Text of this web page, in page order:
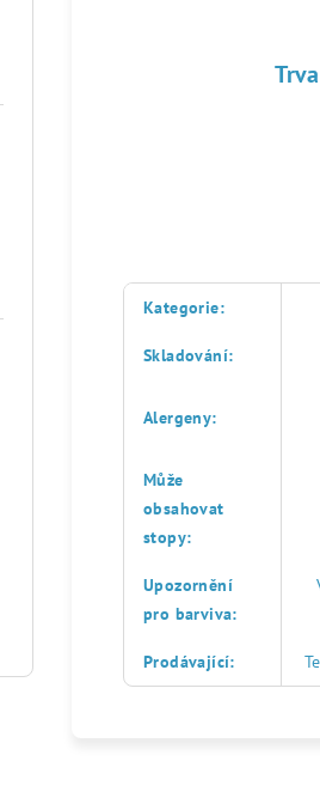
Kategorie:
Skladování:
Alergeny:
Může
obsahovat
stopy:
Upozornění
pro barviva:
Prodávající: